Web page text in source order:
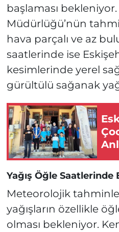
başlaması
Müdürlüğü’nün
hava parçalı ve az
saatlerinde ise
kesimlerinde yerel
gürültülü sağanak
Yağış Öğle
Meteorolojik
yağışların özellikle
olması bekleniyor.